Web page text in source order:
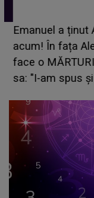
Emanuel a ținut
acum! În fața
face o
sa: "I-am spus și